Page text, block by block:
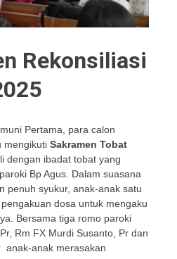
Rekonsiliasi
Pertama, para calon
mengikuti Sakramen Tobat
dengan ibadat tobat yang
Bp Agus. Dalam suasana
penuh syukur, anak-anak satu
dosa untuk mengaku
Bersama tiga romo paroki
Rm FX Murdi Susanto, Pr dan
anak-anak merasakan